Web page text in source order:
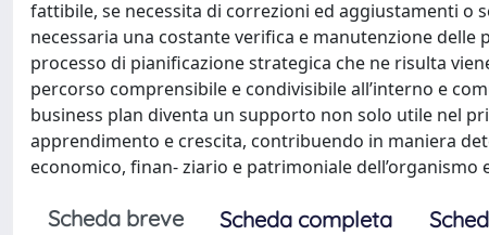
fattibile, se necessita di correzioni ed aggiustamenti o
necessaria una costante verifica e manutenzione
processo di pianificazione strategica che ne risulta
percorso comprensibile e condivisibile all’interno e
business plan diventa un supporto non solo utile nel
apprendimento e crescita, contribuendo in maniera
economico, finan- ziario e patrimoniale
Scheda breve Scheda completa